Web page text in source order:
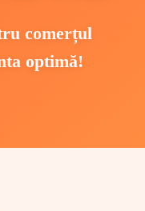
comerțul
optimă!